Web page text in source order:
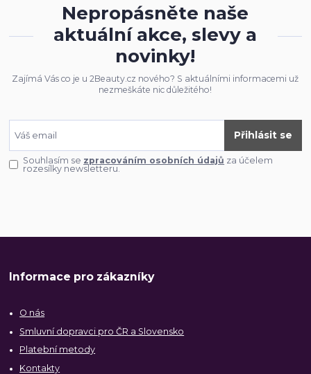
Nepropásněte naše
aktuální akce, slevy a
novinky!
Zajímá Vás co je u 2Beauty.cz nového? S aktuálními informacemi už
nezmeškáte nic důležitého!
Přihlásit se
Souhlasím se zpracováním osobních údajů za účelem
rozesílky newsletteru.
Informace pro zákazníky
O nás
Smluvní dopravci pro ČR a Slovensko
Platební metody
Kontakty